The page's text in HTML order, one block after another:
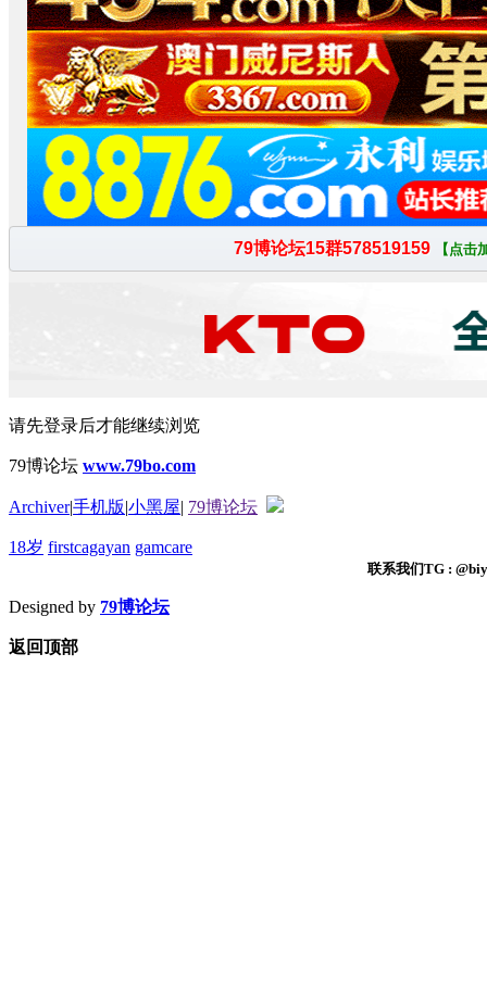
请先登录后才能继续浏览
79博论坛 www.79bo.com
Archiver|手机版|小黑屋| 79博论坛
18岁 firstcagayan gamcare
联系我们TG :
Designed by 79博论坛
返回顶部